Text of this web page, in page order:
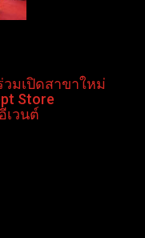
วมเปิดสาขาใหม่
Store
เวนต์